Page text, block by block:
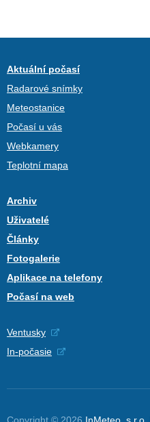
Aktuální počasí
Radarové snímky
Meteostanice
Počasí u vás
Webkamery
Teplotní mapa
Archiv
Uživatelé
Články
Fotogalerie
Aplikace na telefony
Počasí na web
Ventusky
In-počasie
Copyright © 2026 InMeteo, s.r.o.